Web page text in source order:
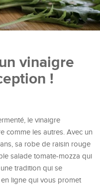
vinaigre
!
le vinaigre
comme les autres. Avec un
sa robe de raisin rouge
salade tomate-mozza qui
une tradition qui se
ligne qui vous promet